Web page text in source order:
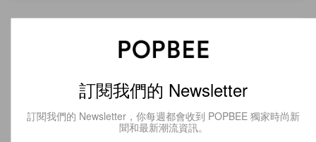
訂閱我們的 Newsletter
訂閱
訂閱我們的 Newsletter
訂閱我們的 Newsletter，你每週都會收到 POPBEE 獨家時尚新
聞和最新潮流資訊。